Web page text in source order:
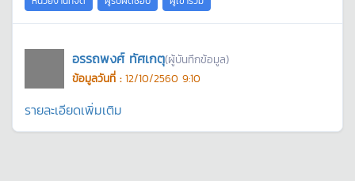
อรรถพงศ์ ทัศเกตุ(ผู้บันทึกข้อมูล)
ข้อมูลวันที่ : 12/10/2560 9:10
รายละเอียดเพิ่มเติม